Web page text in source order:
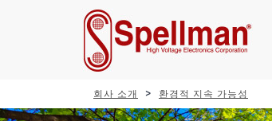
회사 소개 환경적 지속 가능성